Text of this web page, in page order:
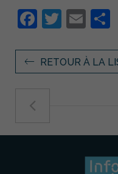
Facebook
Twitter
RETOUR À LA